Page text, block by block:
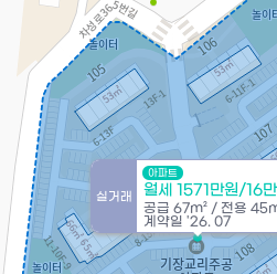
실거래
아파트
월세 1571만원/16
공급 67m² / 전용
계약일 '26. 07